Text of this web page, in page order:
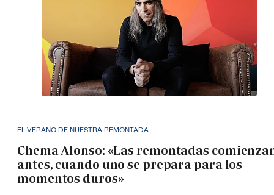
EL VERANO DE NUESTRA REMONTADA
Chema Alonso: «Las remontadas
antes, cuando uno se prepara para los
momentos duros»